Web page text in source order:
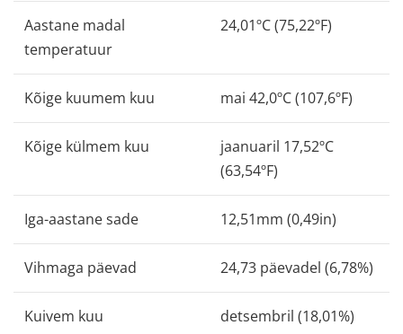
Aastane madal
temperatuur
24,01ºC (75,22ºF)
Kõige kuumem kuu mai 42,0ºC (107,6ºF)
Kõige külmem kuu
jaanuaril 17,52ºC
(63,54ºF)
Iga-aastane sade 12,51mm (0,49in)
Vihmaga päevad 24,73 päevadel (6,78%)
Kuivem kuu detsembril (18,01%)